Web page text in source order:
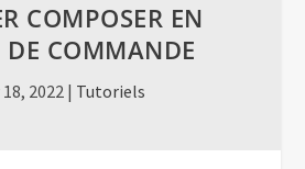
COMPOSER EN
DE COMMANDE
2022 | Tutoriels